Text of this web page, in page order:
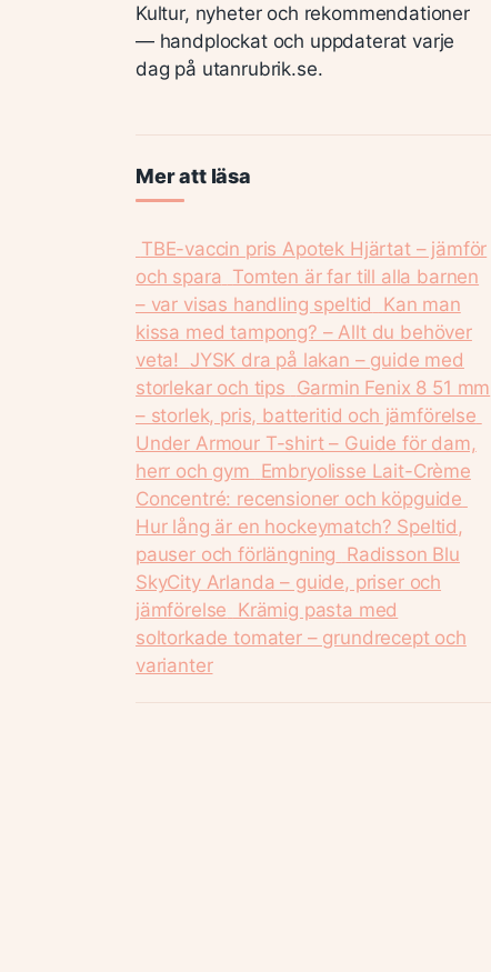
Kultur, nyheter och rekommendationer
— handplockat och uppdaterat varje
dag på utanrubrik.se.
Mer att läsa
TBE-vaccin pris Apotek Hjärtat – jämför
och spara Tomten är far till alla barnen
– var visas handling speltid
Kan man
kissa med tampong? – Allt du behöver
veta!
JYSK dra på lakan – guide med
storlekar och tips Garmin Fenix 8 51 mm
– storlek, pris, batteritid och jämförelse
Under Armour T-shirt – Guide för dam,
herr och gym Embryolisse Lait-Crème
Concentré: recensioner och köpguide
Hur lång är en hockeymatch? Speltid,
pauser och förlängning Radisson Blu
SkyCity Arlanda – guide, priser och
jämförelse Krämig pasta med
soltorkade tomater – grundrecept och
varianter